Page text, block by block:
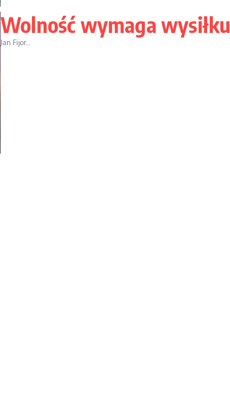
Wolność wymaga wysiłku
Jan Fijor...